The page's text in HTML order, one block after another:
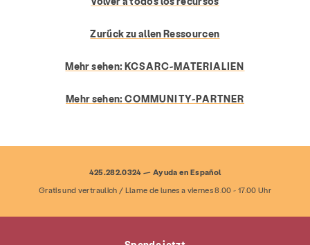
Dienstleistungen Prävention & Bildung
Neuigkeiten & Blog
Zurück zu allen Ressourcen
Mehr sehen: KCSARC-MATERIALIEN
Mehr sehen:COMMUNITY-PARTNER
425.282.0324 — Ayuda en Español
Gratis und vertraulich / Llame de lunes a viernes 8.00 - 17.00 Uhr